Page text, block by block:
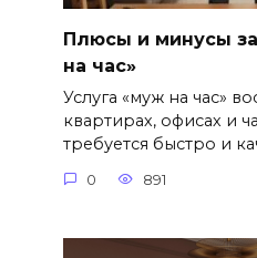
Плюсы и минусы
на час»
Услуга «муж на час»
квартирах, офисах и
требуется быстро и
0 891